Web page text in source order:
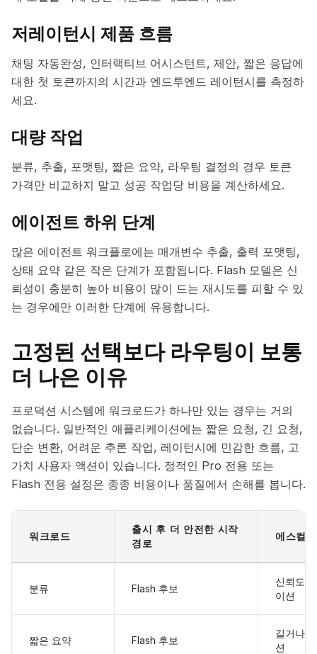
저레이턴시 제품 흐름
채팅 자동완성, 인터랙티브 어시스턴트, 제안, 짧은 응답에
대한 첫 토큰까지의 시간과 엔드투엔드 레이턴시를 측정하
세요.
대량 작업
분류, 추출, 포맷팅, 짧은 요약, 라우팅 결정의 경우 토큰
가격만 비교하지 말고 성공 작업당 비용을 계산하세요.
에이전트 하위 단계
많은 에이전트 워크플로에는 매개변수 추출, 출력 포맷팅,
상태 요약 같은 작은 단계가 포함됩니다. Flash 모델은 신
뢰성이 충분히 높아 비용이 많이 드는 재시도를 피할 수 있
는 경우에만 이러한 단계에 유용합니다.
고정된 선택보다 라우팅이 보통
더 나은 이유
프로덕션 시스템에 워크로드가 하나만 있는 경우는 거의
없습니다. 일반적인 애플리케이션에는 짧은 요청, 긴 요청,
단순 변환, 어려운 추론 작업, 레이턴시에 민감한 흐름, 고
가치 사용자 액션이 있습니다. 정적인 Pro 전용 또는
Flash 전용 설정은 종종 비용이나 품질에서 손해를 봅니다.
워크로드
출시 후 더 안전한 시작
경로
에스컬
분류 Flash 후보
신뢰도
이션
짧은 요약 Flash 후보
길거나
션